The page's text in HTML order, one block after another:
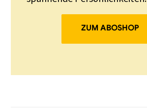
ZUM ABOSHOP